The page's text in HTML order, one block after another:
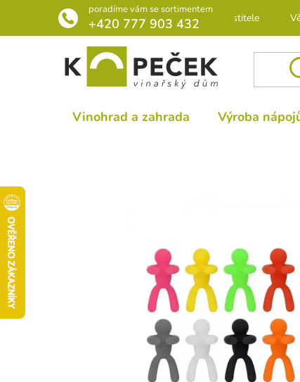
obsah
poradíme vám se sortimentem
+420 777 903 432Rádce pro pěstitele
Vinohrad a zahrada Výroba